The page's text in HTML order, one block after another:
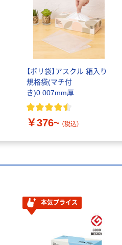
【ポリ袋】アスクル 箱入り
規格袋(マチ付
き)0.007mm厚
￥376~ （税込）
本気プライス